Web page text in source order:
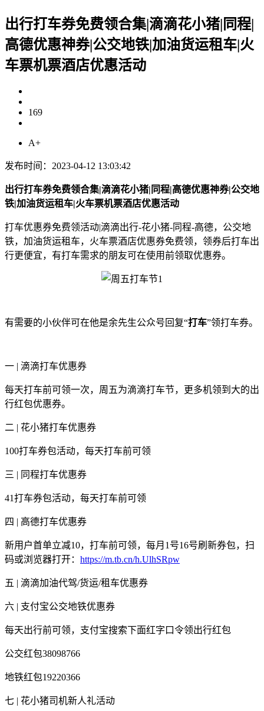
出行打车券免费领合集|滴滴花小猪|同程|
高德优惠神券|公交地铁|加油货运租车|火
车票机票酒店优惠活动
169
A+
发布时间：2023-04-12 13:03:42
出行打车券免费领合集|滴滴花小猪|同程|高德优惠神券|公交地
铁|加油货运租车|火车票机票酒店优惠活动
打车优惠券免费领活动|滴滴出行-花小猪-同程-高德，公交地
铁，加油货运租车，火车票酒店优惠券免费领，领券后打车出
行更便宜，有打车需求的朋友可在使用前领取优惠券。
有需要的小伙伴可在他是余先生公众号回复“打车”领打车券。
一 | 滴滴打车优惠券
每天打车前可领一次，周五为滴滴打车节，更多机领到大的出
行红包优惠券。
二 | 花小猪打车优惠券
100打车券包活动，每天打车前可领
三 | 同程打车优惠券
41打车券包活动，每天打车前可领
四 | 高德打车优惠券
新用户首单立减10，打车前可领，每月1号16号刷新券包，扫
码或浏览器打开： https://m.tb.cn/h.UlhSRpw
五 | 滴滴加油代驾/货运/租车优惠券
六 | 支付宝公交地铁优惠券
每天出行前可领，支付宝搜索下面红字口令领出行红包
公交红包38098766
地铁红包19220366
七 | 花小猪司机新人礼活动